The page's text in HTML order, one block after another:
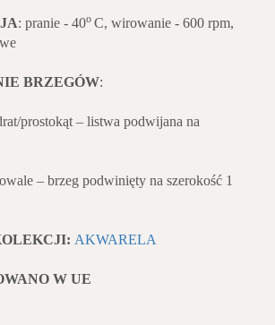
: pranie - 40o C, wirowanie - 600 rpm,
BRZEGÓW:
– listwa podwijana na
brzeg podwinięty na szerokość 1
AKWARELA
W UE